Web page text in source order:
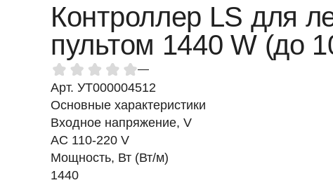
Контроллер LS для
пультом 1440 W (до
—
Арт. УТ000004512
Основные характеристики
Входное напряжение, V
AC 110-220 V
Мощность, Вт (Вт/м)
1440